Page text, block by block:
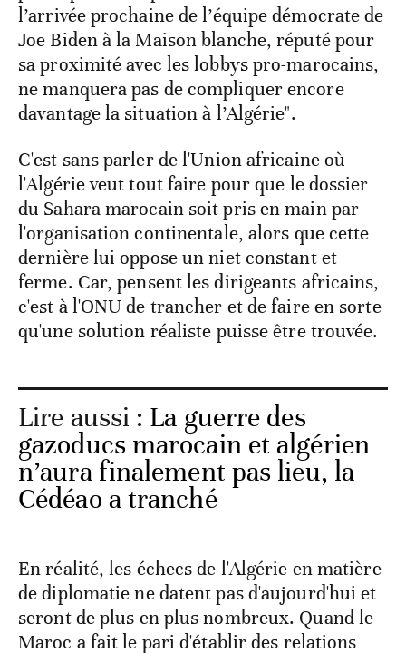
l’arrivée prochaine de l’équipe démocrate de
Joe Biden à la Maison blanche, réputé pour
sa proximité avec les lobbys pro-marocains,
ne manquera pas de compliquer encore
davantage la situation à l’Algérie".
C'est sans parler de l'Union africaine où
l'Algérie veut tout faire pour que le dossier
du Sahara marocain soit pris en main par
l'organisation continentale, alors que cette
dernière lui oppose un niet constant et
ferme. Car, pensent les dirigeants africains,
c'est à l'ONU de trancher et de faire en sorte
qu'une solution réaliste puisse être trouvée.
Lire aussi : La guerre des
gazoducs marocain et algérien
n’aura finalement pas lieu, la
Cédéao a tranché
En réalité, les échecs de l'Algérie en matière
de diplomatie ne datent pas d'aujourd'hui et
seront de plus en plus nombreux. Quand le
Maroc a fait le pari d'établir des relations